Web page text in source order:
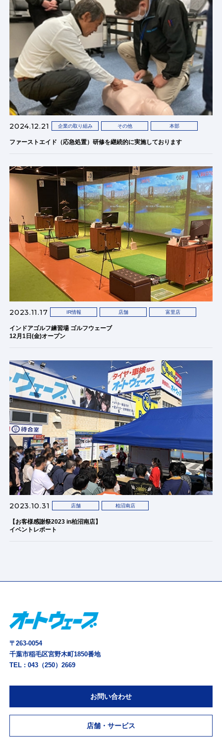
2024.12.21 企業の取り組み その他 本部
ファーストエイド（応急処置）研修を継続的に実施しております
2023.11.17 IR情報 店舗 富里店
インドアゴルフ練習場 ゴルフウェーブ
12月1日(金)オープン
2023.10.31 店舗 柏沼南店
【お客様感謝祭2023 in柏沼南店】
イベントレポート
〒263-0054
千葉市稲毛区宮野木町1850番地
TEL :043（250）2669
お問い合わせ
店舗・サービス